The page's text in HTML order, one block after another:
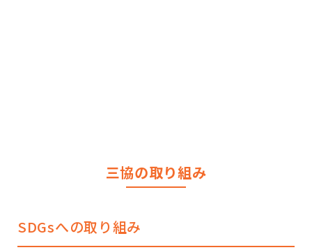
三協の取り組み
SDGsへの取り組み